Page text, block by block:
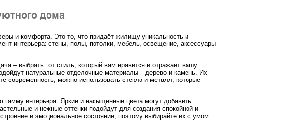
дома
и комфорта. Это то, что придаёт жилищу уникальность и
интерьера: стены, полы, потолки, мебель, освещение, аксессуары
– выбрать тот стиль, который вам нравится и отражает вашу
натуральные отделочные материалы – дерево и камень. Их
современность, можно использовать стекло и металл, которые
интерьера. Яркие и насыщенные цвета могут добавить
и нежные оттенки подойдут для создания спокойной и
и эмоциональное состояние, поэтому выбирайте их с умом.